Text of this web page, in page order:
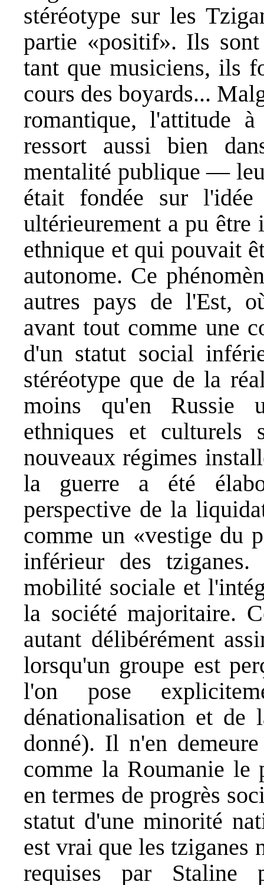
stéréotype sur les
partie «positif». Ils
tant que musiciens, ils
cours des boyards...
romantique, l'attitude
ressort aussi bien
mentalité publique ―
était fondée sur
ultérieurement a pu être
ethnique et qui pouvait
autonome. Ce
autres pays de l'Est,
avant tout comme une
d'un statut social
stéréotype que de la
moins qu'en Russie
ethniques et culturels
nouveaux régimes
la guerre a été
perspective de la
comme un «vestige du
inférieur des
mobilité sociale et
la société majoritaire.
autant délibérément
lorsqu'un groupe est
l'on pose
dénationalisation et de
donné). Il n'en
comme la Roumanie le
en termes de progrès
statut d'une minorité
est vrai que les tziganes
requises par Staline